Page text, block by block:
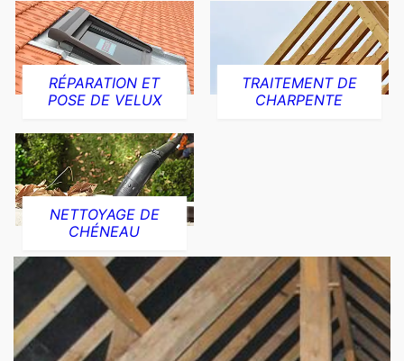
RÉPARATION ET
POSE DE VELUX
TRAITEMENT DE
CHARPENTE
NETTOYAGE DE
CHÉNEAU